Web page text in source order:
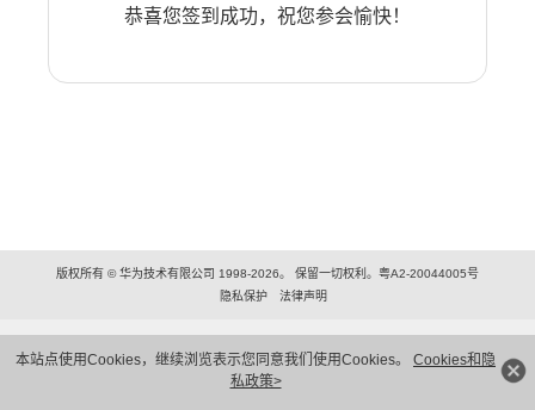
本站点使用Cookies，继续浏览表示您同意我们使用Cookies。 Cookies和隐
私政策>
恭喜您签到成功，祝您参会愉快！
版权所有 © 华为技术有限公司 1998-2026。 保留一切权利。粤A2-20044005号
隐私保护
法律声明